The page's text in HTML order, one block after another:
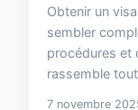
Obtenir un
sembler
procédures et
rassemble
7 novembre